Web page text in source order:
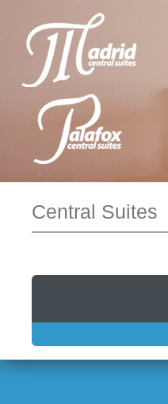
Central Suites